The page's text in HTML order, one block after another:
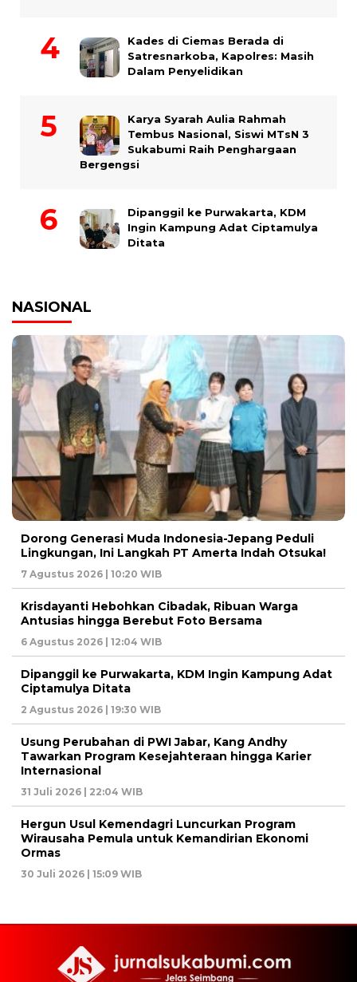
Kades di Ciemas Berada di
Satresnarkoba, Kapolres: Masih
Dalam Penyelidikan
Karya Syarah Aulia Rahmah
Tembus Nasional, Siswi MTsN 3
Sukabumi Raih Penghargaan
Bergengsi
Dipanggil ke Purwakarta, KDM
Ingin Kampung Adat Ciptamulya
Ditata
NASIONAL
Dorong Generasi Muda Indonesia-Jepang Peduli
Lingkungan, Ini Langkah PT Amerta Indah Otsuka!
7 Agustus 2026 | 10:20 WIB
Krisdayanti Hebohkan Cibadak, Ribuan Warga
Antusias hingga Berebut Foto Bersama
6 Agustus 2026 | 12:04 WIB
Dipanggil ke Purwakarta, KDM Ingin Kampung Adat
Ciptamulya Ditata
2 Agustus 2026 | 19:30 WIB
Usung Perubahan di PWI Jabar, Kang Andhy
Tawarkan Program Kesejahteraan hingga Karier
Internasional
31 Juli 2026 | 22:04 WIB
Hergun Usul Kemendagri Luncurkan Program
Wirausaha Pemula untuk Kemandirian Ekonomi
Ormas
30 Juli 2026 | 15:09 WIB